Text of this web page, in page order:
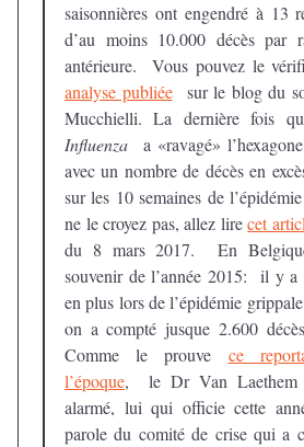
saisonnières ont engendré à 13
d’au moins 10.000 décès par
antérieure. Vous pouvez le
analyse publiéesur le blog du
Mucchielli. La dernière fois
Influenza
a «ravagé»
avec un nombre de décès en
sur les 10 semaines de
ne le croyez pas, allez lirecet
du 8 mars 2017. En
souvenir de l’année 2015: il y a
en plus lors de l’épidémie
on a compté jusque 2.600
Comme le prouve ce
l’époque, le Dr Van Laethem
alarmé, lui qui officie cette
parole du comité de crise qui a